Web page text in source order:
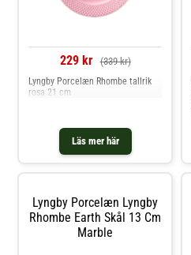
229 kr (339 kr)
Läs mer här
Lyngby Porcelæn Rhombe tallrik
rosa 21 cm
Lyngby Porcelæn Lyngby
Rhombe Earth Skål 13 Cm
Marble